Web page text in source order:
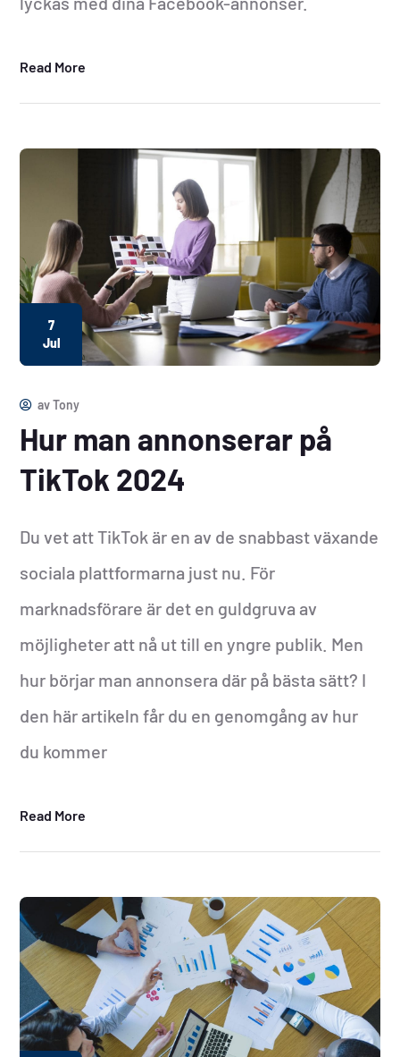
Read More
7
Jul
avTony
Hur man annonserar på
TikTok 2024
Du vet att TikTok är en av de snabbast växande
sociala plattformarna just nu. För
marknadsförare är det en guldgruva av
möjligheter att nå ut till en yngre publik. Men
hur börjar man annonsera där på bästa sätt? I
den här artikeln får du en genomgång av hur
du kommer
Read More